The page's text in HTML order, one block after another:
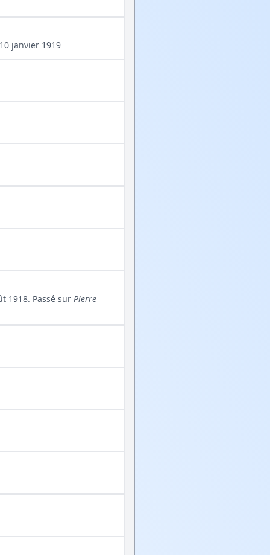
janvier 1919
1918. Passé sur Pierre